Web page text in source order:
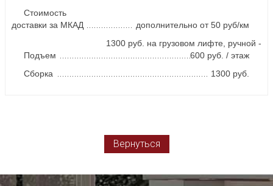
Стоимость
доставки за МКАД
дополнительно от 50 руб/км
Подъем
1300 руб. на грузовом лифте, ручной -
600 руб. / этаж
Сборка
1300 руб.
Вернуться